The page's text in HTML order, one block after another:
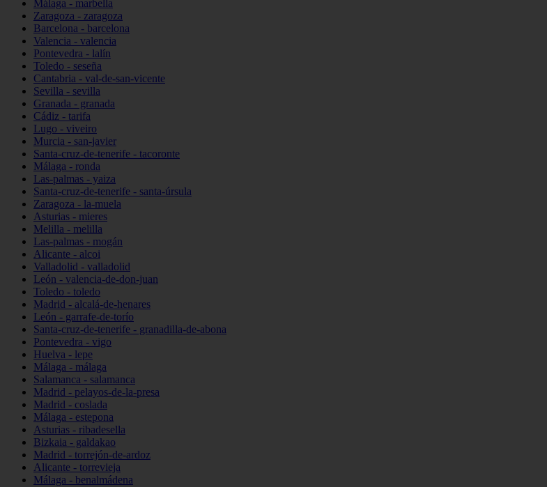
Málaga - marbella
Zaragoza - zaragoza
Barcelona - barcelona
Valencia - valencia
Pontevedra - lalín
Toledo - seseña
Cantabria - val-de-san-vicente
Sevilla - sevilla
Granada - granada
Cádiz - tarifa
Lugo - viveiro
Murcia - san-javier
Santa-cruz-de-tenerife - tacoronte
Málaga - ronda
Las-palmas - yaiza
Santa-cruz-de-tenerife - santa-úrsula
Zaragoza - la-muela
Asturias - mieres
Melilla - melilla
Las-palmas - mogán
Alicante - alcoi
Valladolid - valladolid
León - valencia-de-don-juan
Toledo - toledo
Madrid - alcalá-de-henares
León - garrafe-de-torío
Santa-cruz-de-tenerife - granadilla-de-abona
Pontevedra - vigo
Huelva - lepe
Málaga - málaga
Salamanca - salamanca
Madrid - pelayos-de-la-presa
Madrid - coslada
Málaga - estepona
Asturias - ribadesella
Bizkaia - galdakao
Madrid - torrejón-de-ardoz
Alicante - torrevieja
Málaga - benalmádena